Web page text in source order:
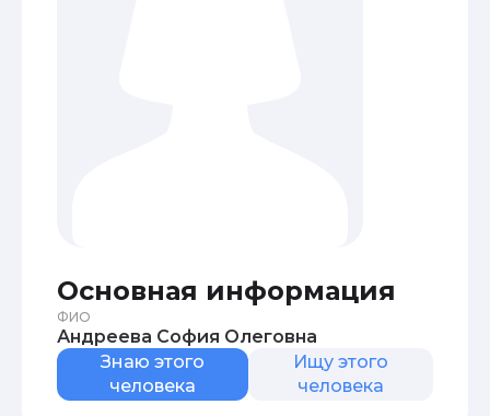
Основная информация
ФИО
Андреева София Олеговна
Знаю этого
человека
Ищу этого
человека